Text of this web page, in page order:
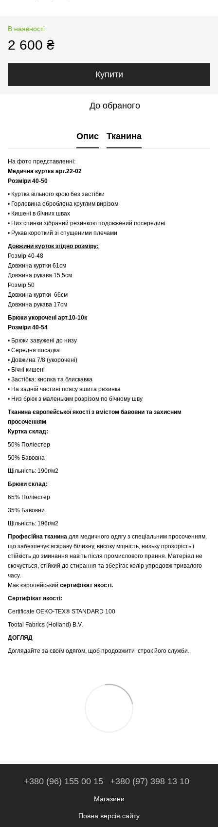
В наявності
2 600 ₴
Купити
До обраного
Опис Тканина
На фото представленні:
Медична куртка арт.22-02
Розміри 40-50
• Куртка вільного крою без застібки
• Горловина оброблена круглим вирізом
• Кишені в бічних швах
• Низ спинки зібраний резинкою подовжений посередині
• Рукав короткий зі спущеними плечами
Довжини курток згідно розміру:
Розмір 40-48
Довжина куртки 61см
Довжина рукава 15,5см
Розмір 50
Довжина куртки 66см
Довжина рукава 17см
Брюки укорочені арт.10-10к
Розміри 40-54
• Брюки завужені до низу
• Середня посадка
• Довжина 7/8 (укорочені)
• Бічні кишені
• Застібка: кнопка та блискавка
• На задній частині поясу вшита резинка
• Низ брюк з маленьким розрізом по бічному шву
Тканина європейської якості з вмістом бавовни та захисним
просоченням
Куртка склад:
50% Поліестер
50% Бавовна
Щільність: 190г/м2
Брюки склад:
65% Поліестер
35% Бавовни
Щільність: 196г/м2
Професійна тканина для медичного одягу з спеціальним просоченням,
що забезпечує яскраву білизну, високу міцність, низьку прозорість і
стійкість до зминання навіть після промислового прання. Матеріал не
скочується, стійкий до стирання та зберігає колір упродовж тривалого
часу.
Має європейський сертифікат якості.
Сертифікат якості:
Certificate OEKO-TEX® STANDARD 100
Tootal Fabrics (Holland) B.V.
ДОГЛЯД
Доглядайте за своїм одягом, щоб продовжити строк його служби.
+380 (96) 155 00 15 +380 (97) 398 13 10
Магазини
Повна версія сайту